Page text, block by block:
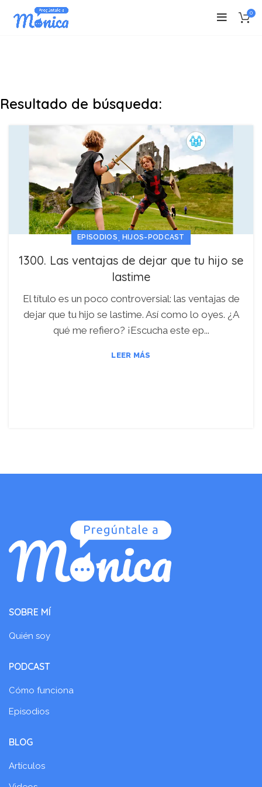
0
Resultado de búsqueda:
EPISODIOS HIJOS-PODCAST
1300. Las ventajas de dejar que tu hijo se
lastime
El título es un poco controversial: las ventajas de
dejar que tu hijo se lastime. Así como lo oyes. ¿A
qué me refiero? ¡Escucha este ep...
LEER MÁS
SOBRE MÍ
Quién soy
PODCAST
Cómo funciona
Episodios
BLOG
Artículos